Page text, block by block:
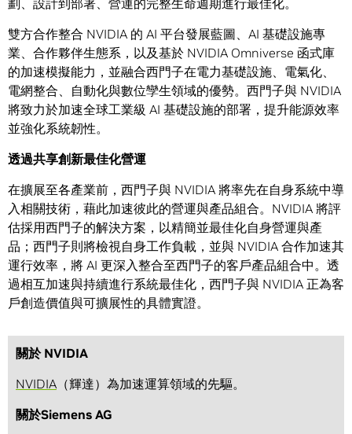
劃、設計到部署、營運的完整生命週期進行最佳化。
雙方合作整合 NVIDIA 的 AI 平台發展藍圖、AI 基礎設施專
業、合作夥伴生態系，以及基於 NVIDIA Omniverse 函式庫
的加速模擬能力，並融合西門子在電力基礎設施、電氣化、
電網整合、自動化與數位孿生領域的優勢。西門子與 NVIDIA
將致力於加速全球工業級 AI 基礎設施的部署，提升能源效率
並強化系統韌性。
透過共享創新最佳化營運
在擴展至各產業前，西門子與 NVIDIA 將率先在自身系統中導
入相關技術，藉此加速彼此的營運與產品組合。NVIDIA 將評
估採用西門子的解決方案，以精簡並最佳化自身營運與產
品；西門子則將檢視自身工作負載，並與 NVIDIA 合作加速其
運行效率，將 AI 更深入整合至西門子的客戶產品組合中。透
過相互加速與持續進行系統最佳化，西門子與 NVIDIA 正為客
戶創造價值與可擴展性的具體實證。
關於 NVIDIA
NVIDIA （輝達）為加速運算領域的先驅。
關於Siemens AG